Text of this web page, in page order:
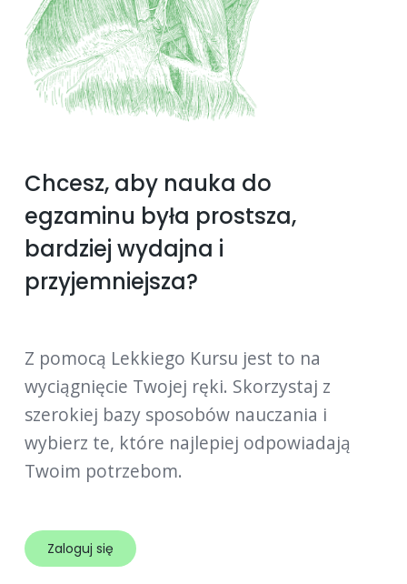
Chcesz, aby nauka do
egzaminu była prostsza,
bardziej wydajna i
przyjemniejsza?
Z pomocą Lekkiego Kursu jest to na
wyciągnięcie Twojej ręki. Skorzystaj z
szerokiej bazy sposobów nauczania i
wybierz te, które najlepiej odpowiadają
Twoim potrzebom.
Zaloguj się